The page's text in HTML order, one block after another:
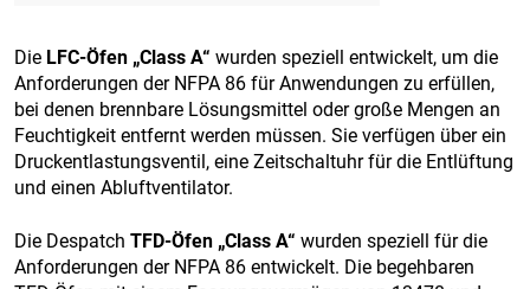
Die LFC-Öfen „Class A“ wurden speziell entwickelt, um die
Anforderungen der NFPA 86 für Anwendungen zu erfüllen,
bei denen brennbare Lösungsmittel oder große Mengen an
Feuchtigkeit entfernt werden müssen. Sie verfügen über ein
Druckentlastungsventil, eine Zeitschaltuhr für die Entlüftung
und einen Abluftventilator.
Die Despatch TFD-Öfen „Class A“ wurden speziell für die
Anforderungen der NFPA 86 entwickelt. Die begehbaren